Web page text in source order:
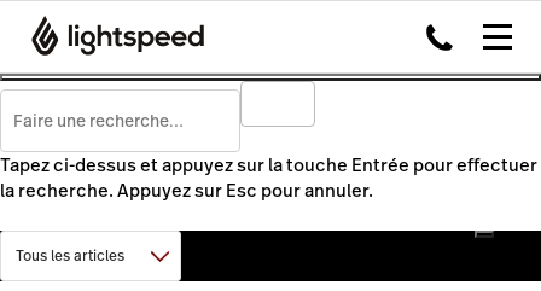
Tapez ci-dessus et appuyez sur la touche Entrée pour effectuer
la recherche. Appuyez sur Esc pour annuler.